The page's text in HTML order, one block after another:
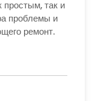
так и
проблемы и
ремонт.